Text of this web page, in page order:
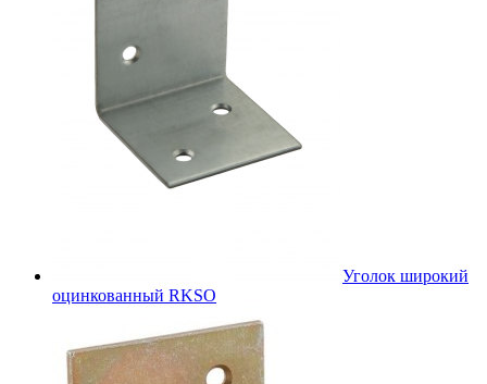
Уголок широкий
оцинкованный RKSО